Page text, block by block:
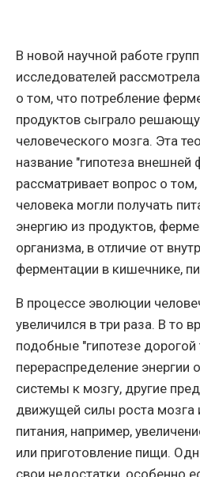
В новой научной работе
исследователей
о том, что потребление
продуктов сыграло
человеческого мозга. Эта
название "гипотеза внешней
рассматривает вопрос о
человека могли получать
энергию из продуктов,
организма, в отличие от
ферментации в кишечнике,
В процессе эволюции
увеличился в три раза. В то
подобные "гипотезе
перераспределение энергии
системы к мозгу, другие
движущей силы роста мозга
питания, например,
или приготовление пищи.